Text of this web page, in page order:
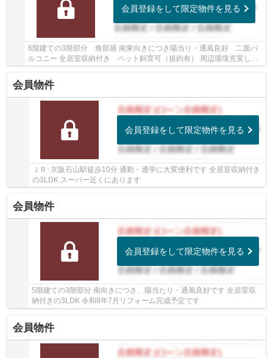
会員登録をして限定物件を見る
6階建ての3階部分 角部屋 南東向きにつき陽当り・通風良好 二面バ
ルコニー 全居室収納付き ペット飼育可（規約有） 周辺環境充実して
います
会員物件
会員登録をして限定物件を見る
ＪＲ･京阪石山駅徒歩10分 通勤・通学に大変便利です 全居室収納付き
の3LDK スーパー近くにあります
会員物件
会員登録をして限定物件を見る
5階建ての3階部分 南向きにつき、陽当たり・通風良好です 全居室収
納付きの3LDK 令和8年7月リフォーム完成予定です
会員物件